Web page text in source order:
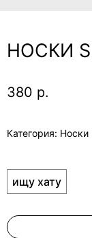
НОСКИ
380 р.
ищу хату
Категория: Носки